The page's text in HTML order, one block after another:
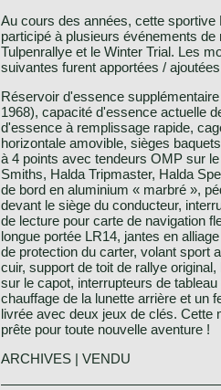
Au cours des années, cette sportive
participé à plusieurs événements
Tulpenrallye et le Winter Trial. Les
suivantes furent apportées /
Réservoir d'essence
1968), capacité d'essence actuelle
d'essence à remplissage rapide,
horizontale amovible, sièges
à 4 points avec tendeurs OMP sur
Smiths, Halda Tripmaster, Halda
de bord en aluminium « marbré »,
devant le siège du conducteur,
de lecture pour carte de navigation
longue portée LR14, jantes en
de protection du carter, volant sport
cuir, support de toit de rallye
sur le capot, interrupteurs de
chauffage de la lunette arrière et un
livrée avec deux jeux de clés. Cette
prête pour toute nouvelle aventure !
ARCHIVES | VENDU